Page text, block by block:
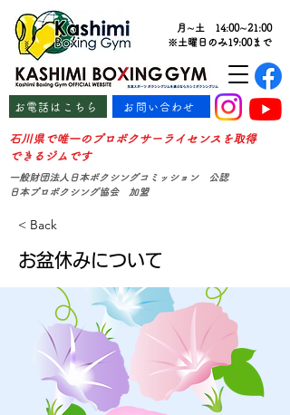
月∼土 14:00∼21:00
※土曜日のみ19:00まで
お電話はこちら お問い合わせ
石川県で唯一のプロボクサーライセンスを取得
できるジムです
一般財団法人日本ボクシングコミッション 公認
日本プロボクシング協会 加盟
< Back
お盆休みについて